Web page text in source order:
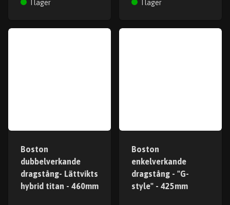
I lager I lager
Boston
dubbelverkande
dragstång- Lättvikts
hybrid titan - 460mm
Boston
enkelverkande
dragstång - "G-
style" - 425mm